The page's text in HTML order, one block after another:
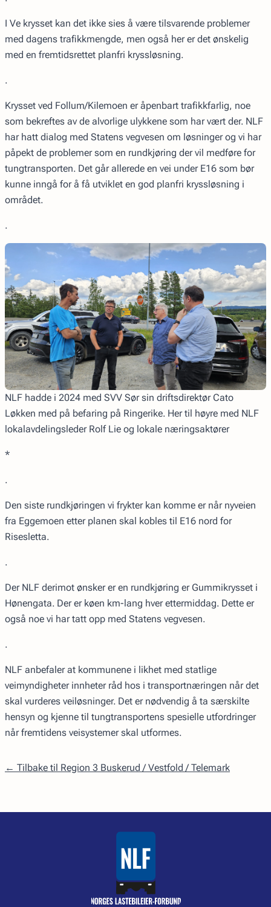
I Ve krysset kan det ikke sies å være tilsvarende problemer
med dagens trafikkmengde, men også her er det ønskelig
med en fremtidsrettet planfri kryssløsning.
.
Krysset ved Follum/Kilemoen er åpenbart trafikkfarlig, noe
som bekreftes av de alvorlige ulykkene som har vært der. NLF
har hatt dialog med Statens vegvesen om løsninger og vi har
påpekt de problemer som en rundkjøring der vil medføre for
tungtransporten. Det går allerede en vei under E16 som bør
kunne inngå for å få utviklet en god planfri kryssløsning i
området.
.
NLF hadde i 2024 med SVV Sør sin driftsdirektør Cato
Løkken med på befaring på Ringerike. Her til høyre med NLF
lokalavdelingsleder Rolf Lie og lokale næringsaktører
*
.
Den siste rundkjøringen vi frykter kan komme er når nyveien
fra Eggemoen etter planen skal kobles til E16 nord for
Risesletta.
.
Der NLF derimot ønsker er en rundkjøring er Gummikrysset i
Hønengata. Der er køen km-lang hver ettermiddag. Dette er
også noe vi har tatt opp med Statens vegvesen.
.
NLF anbefaler at kommunene i likhet med statlige
veimyndigheter innheter råd hos i transportnæringen når det
skal vurderes veiløsninger. Det er nødvendig å ta særskilte
hensyn og kjenne til tungtransportens spesielle utfordringer
når fremtidens veisystemer skal utformes.
← Tilbake til Region 3 Buskerud / Vestfold / Telemark